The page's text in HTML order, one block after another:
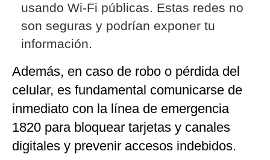
usando Wi-Fi públicas. Estas redes no
son seguras y podrían exponer tu
información.
Además, en caso de robo o pérdida del
celular, es fundamental comunicarse de
inmediato con la línea de emergencia
1820 para bloquear tarjetas y canales
digitales y prevenir accesos indebidos.